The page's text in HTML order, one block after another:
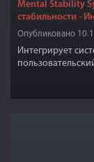
Mental Stability
стабильности -
Опубликовано
Интегрирует